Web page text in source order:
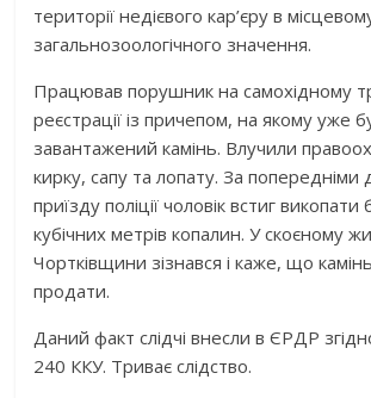
території недієвого кар’єру в
загальнозоологічного значення.
Працював порушник на самохідному
реєстрації із причепом, на якому уже
завантажений камінь. Влучили
кирку, сапу та лопату. За
приїзду поліції чоловік встиг викопати
кубічних метрів копалин. У скоєному
Чортківщини зізнався і каже, що
продати.
Даний факт слідчі внесли в ЄРДР
240 ККУ. Триває слідство.